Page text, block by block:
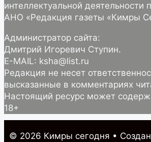
интеллектуальной деятельности
АНО «Редакция газеты «Кимры
Администратор сайта:
Дмитрий Игоревич Ступин.
E-MAIL: ksha@list.ru
Редакция не несет
высказанные в комментариях
Настоящий ресурс может
18+
© 2026 Кимры cегодня •